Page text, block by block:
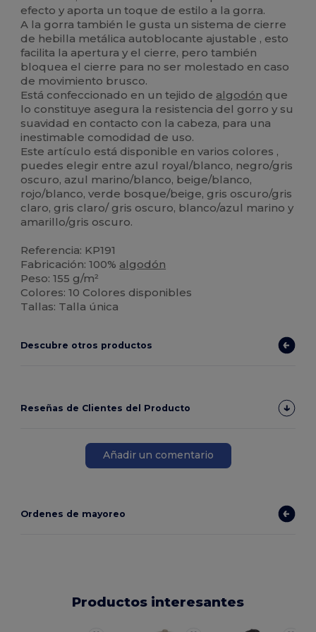
efecto y aporta un toque de estilo a la gorra.
A la gorra también le gusta un sistema de cierre
de hebilla metálica autoblocante ajustable , esto
facilita la apertura y el cierre, pero también
bloquea el cierre para no ser molestado en caso
de movimiento brusco.
Está confeccionado en un tejido de algodón que
lo constituye asegura la resistencia del gorro y su
suavidad en contacto con la cabeza, para una
inestimable comodidad de uso.
Este artículo está disponible en varios colores ,
puedes elegir entre azul royal/blanco, negro/gris
oscuro, azul marino/blanco, beige/blanco,
rojo/blanco, verde bosque/beige, gris oscuro/gris
claro, gris claro/ gris oscuro, blanco/azul marino y
amarillo/gris oscuro.
Referencia: KP191
Fabricación: 100% algodón
Peso: 155 g/m²
Colores: 10 Colores disponibles
Tallas: Talla única
Descubre otros productos
Reseñas de Clientes del Producto
Añadir un comentario
Ordenes de mayoreo
Productos interesantes